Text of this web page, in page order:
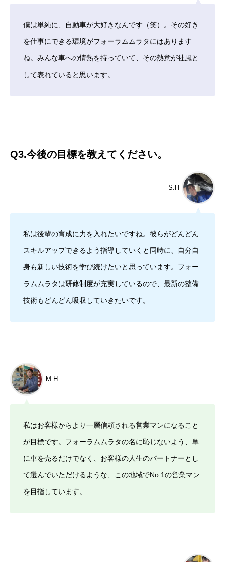
会社を知る
仲間を知る
採用情報
僕は単純に、自動車が大好きなんです（笑）。その好き
を仕事にできる環境がフォーラムムラタにはあります
ね。みんな車への情熱を持っていて、その熱意が社風と
して表れていると思います。
Q3.今後の目標を教えてください。
S.H
私は後輩の育成に力を入れたいですね。彼らがどんどん
スキルアップできるよう指導していくと同時に、自分自
身も新しい技術を学び続けたいと思っています。フォー
ラムムラタは研修制度が充実しているので、最新の整備
技術もどんどん吸収していきたいです。
M.H
私はお客様からより一層信頼される営業マンになること
が目標です。フォーラムムラタの名に恥じないよう、単
に車を売るだけでなく、お客様の人生のパートナーとし
て選んでいただけるような、この地域でNo.1の営業マン
を目指しています。